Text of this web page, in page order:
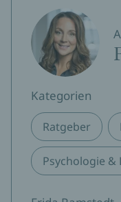
Kategorien
Ratgeber
Psychologie &